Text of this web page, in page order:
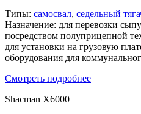
Типы: самосвал, седельный
Назначение: для перевозки
посредством полуприцепной
для установки на грузовую
оборудования для
Смотреть подробнее
Shacman X6000